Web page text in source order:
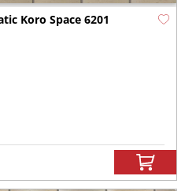
Koro Space 6201